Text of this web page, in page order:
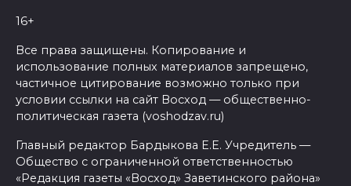
16+
Все права защищены. Копирование и
использование полных материалов запрещено,
частичное цитирование возможно только при
условии ссылки на сайт Восход — общественно-
политическая газета (voshodzav.ru)
Главный редактор Бардыкова Е.Е. Учредитель —
Общество с ограниченной ответственностью
«Редакция газеты «Восход» Заветинского района»